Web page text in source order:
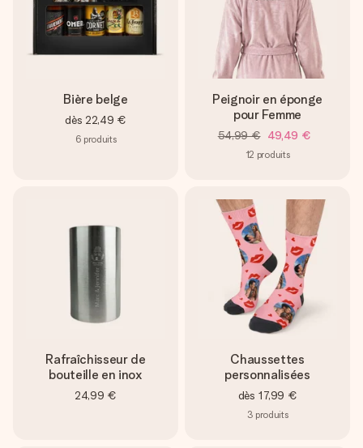
Bière belge
dès 22,49 €
6 produits
Peignoir en éponge
pour Femme
54,99 € 49,49 €
12 produits
Rafraîchisseur de
bouteille en inox
24,99 €
Chaussettes
personnalisées
dès 17,99 €
3 produits